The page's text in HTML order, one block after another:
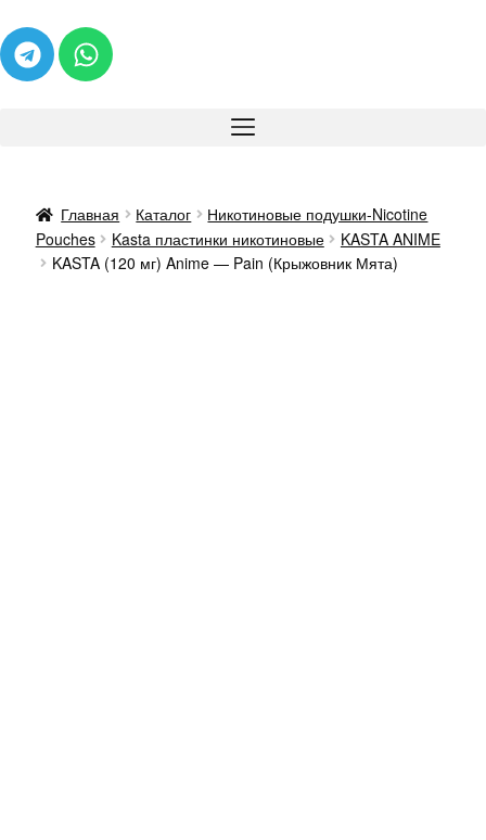
Главная Каталог
Никотиновые подушки-Nicotine
Pouches
Kasta пластинки никотиновые
KASTA ANIME
KASTA (120 мг) Anime — Pain (Крыжовник Мята)